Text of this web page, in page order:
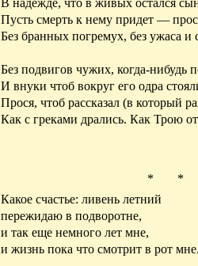
Пусть смерть к нему придет —
Без бранных погремух, без ужаса и
Без подвигов чужих, когда-нибудь
И внуки чтоб вокруг его одра
Прося, чтоб рассказал (в который
Как с греками дрались. Как Трою
* *
Какое счастье: ливень летний
пережидаю в подворотне,
и так еще немного лет мне,
и жизнь пока что смотрит в рот мне.